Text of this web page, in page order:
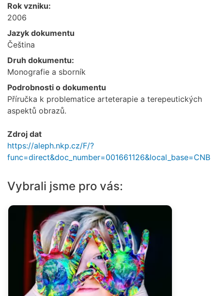
Rok vzniku:
2006
Jazyk dokumentu
Čeština
Druh dokumentu:
Monografie a sborník
Podrobnosti o dokumentu
Příručka k problematice arteterapie a terepeutických
aspektů obrazů.
Zdroj dat
https://aleph.nkp.cz/F/?
func=direct&doc_number=001661126&local_base=CNB
Vybrali jsme pro vás: